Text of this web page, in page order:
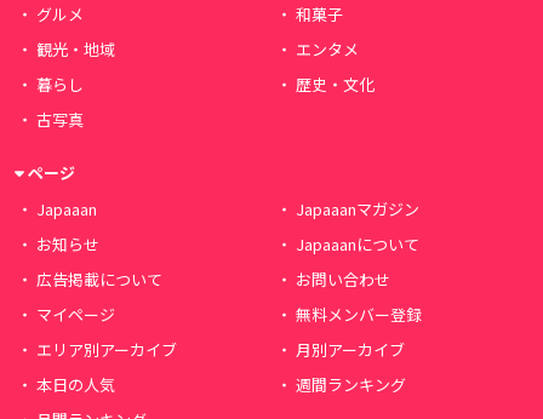
グルメ
和菓子
観光・地域
エンタメ
暮らし
歴史・文化
古写真
ページ
Japaaan
Japaaanマガジン
お知らせ
Japaaanについて
広告掲載について
お問い合わせ
マイページ
無料メンバー登録
エリア別アーカイブ
月別アーカイブ
本日の人気
週間ランキング